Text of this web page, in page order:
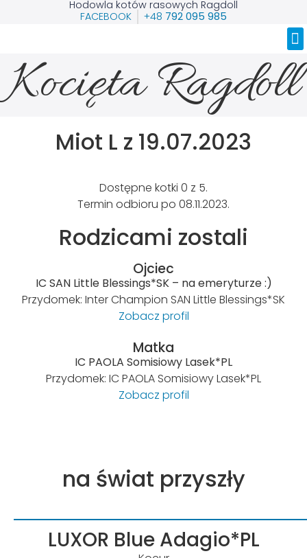
Hodowla kotów rasowych Ragdoll
FACEBOOK
+48 792 095 985
Kocięta Ragdoll
Miot L z 19.07.2023
Dostępne kotki 0 z 5.
Termin odbioru po 08.11.2023.
Rodzicami zostali
Ojciec
IC SAN Little Blessings*SK – na emeryturze :)
Przydomek: Inter Champion SAN Little Blessings*SK
Zobacz profil
Matka
IC PAOLA Somisiowy Lasek*PL
Przydomek: IC PAOLA Somisiowy Lasek*PL
Zobacz profil
na świat przyszły
LUXOR Blue Adagio*PL